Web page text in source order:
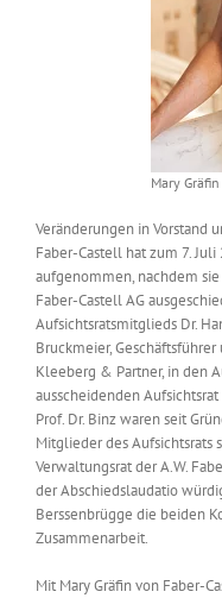
Mary
Veränderungen in Vorstand
Faber-Castell hat zum 7.
aufgenommen, nachdem
Faber-Castell AG
Aufsichtsratsmitglieds Dr.
Bruckmeier,
Kleeberg & Partner, in den
ausscheidenden Aufsichtsrat
Prof. Dr. Binz waren seit
Mitglieder des
Verwaltungsrat der A.W.
der Abschiedslaudatio
Berssenbrügge die beiden
Zusammenarbeit.
Mit Mary Gräfin von Faber-